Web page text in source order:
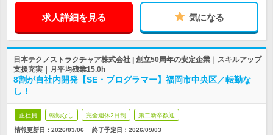
求人詳細を見る 気になる
日本テクノストラクチャア株式会社 | 創立50周年の安定企業｜スキルアップ
支援充実｜月平均残業15.0h
8割が自社内開発【SE・プログラマー】福岡市中央区／転勤な
し！
正社員 転勤なし 完全週休2日制 第二新卒歓迎
情報更新日：2026/03/06 終了予定日： 2026/09/03